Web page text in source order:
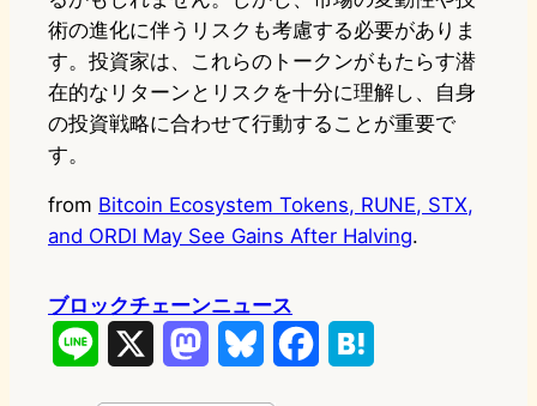
術の進化に伴うリスクも考慮する必要がありま
す。投資家は、これらのトークンがもたらす潜
在的なリターンとリスクを十分に理解し、自身
の投資戦略に合わせて行動することが重要で
す。
from Bitcoin Ecosystem Tokens, RUNE, STX,
and ORDI May See Gains After Halving.
ブロックチェーンニュース